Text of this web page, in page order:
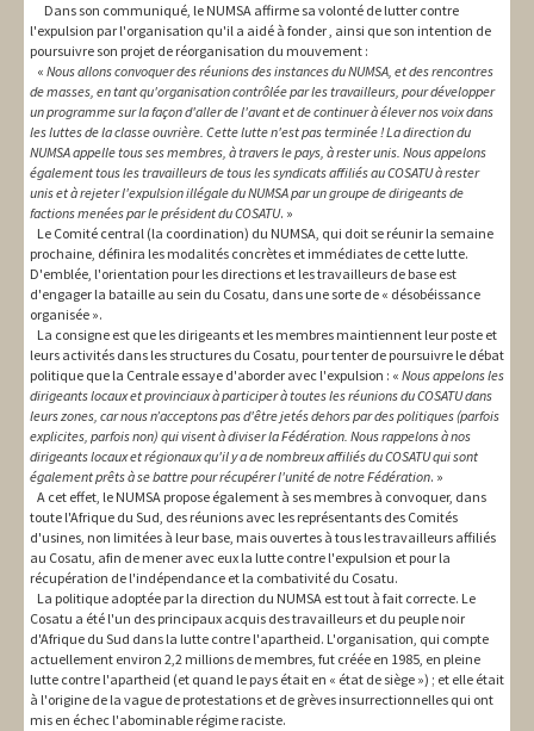
Dans son communiqué, le NUMSA affirme sa volonté de lutter contre
l'expulsion par l'organisation qu'il a aidé à fonder , ainsi que son intention de
poursuivre son projet de réorganisation du mouvement :
« Nous allons convoquer des réunions des instances du NUMSA, et des rencontres
de masses, en tant qu'organisation contrôlée par les travailleurs, pour développer
un programme sur la façon d'aller de l'avant et de continuer à élever nos voix dans
les luttes de la classe ouvrière. Cette lutte n'est pas terminée ! La direction du
NUMSA appelle tous ses membres, à travers le pays, à rester unis. Nous appelons
également tous les travailleurs de tous les syndicats affiliés au COSATU à rester
unis et à rejeter l'expulsion illégale du NUMSA par un groupe de dirigeants de
factions menées par le président du COSATU. »
Le Comité central (la coordination) du NUMSA, qui doit se réunir la semaine
prochaine, définira les modalités concrètes et immédiates de cette lutte.
D'emblée, l'orientation pour les directions et les travailleurs de base est
d'engager la bataille au sein du Cosatu, dans une sorte de « désobéissance
organisée ».
La consigne est que les dirigeants et les membres maintiennent leur poste et
leurs activités dans les structures du Cosatu, pour tenter de poursuivre le débat
politique que la Centrale essaye d'aborder avec l'expulsion : « Nous appelons les
dirigeants locaux et provinciaux à participer à toutes les réunions du COSATU dans
leurs zones, car nous n’acceptons pas d'être jetés dehors par des politiques (parfois
explicites, parfois non) qui visent à diviser la Fédération. Nous rappelons à nos
dirigeants locaux et régionaux qu'il y a de nombreux affiliés du COSATU qui sont
également prêts à se battre pour récupérer l'unité de notre Fédération. »
A cet effet, le NUMSA propose également à ses membres à convoquer, dans
toute l'Afrique du Sud, des réunions avec les représentants des Comités
d'usines, non limitées à leur base, mais ouvertes à tous les travailleurs affiliés
au Cosatu, afin de mener avec eux la lutte contre l'expulsion et pour la
récupération de l'indépendance et la combativité du Cosatu.
La politique adoptée par la direction du NUMSA est tout à fait correcte. Le
Cosatu a été l'un des principaux acquis des travailleurs et du peuple noir
d'Afrique du Sud dans la lutte contre l'apartheid. L'organisation, qui compte
actuellement environ 2,2 millions de membres, fut créée en 1985, en pleine
lutte contre l'apartheid (et quand le pays était en « état de siège ») ; et elle était
à l'origine de la vague de protestations et de grèves insurrectionnelles qui ont
mis en échec l'abominable régime raciste.